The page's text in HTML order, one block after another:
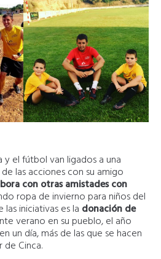
y el fútbol van ligados a una
las acciones con su amigo
con otras amistades con
ropa de invierno para niños del
las iniciativas es la donación de
verano en su pueblo, el año
un día, más de las que se hacen
Cinca.